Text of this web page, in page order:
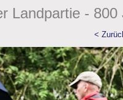
Landpartie -
<